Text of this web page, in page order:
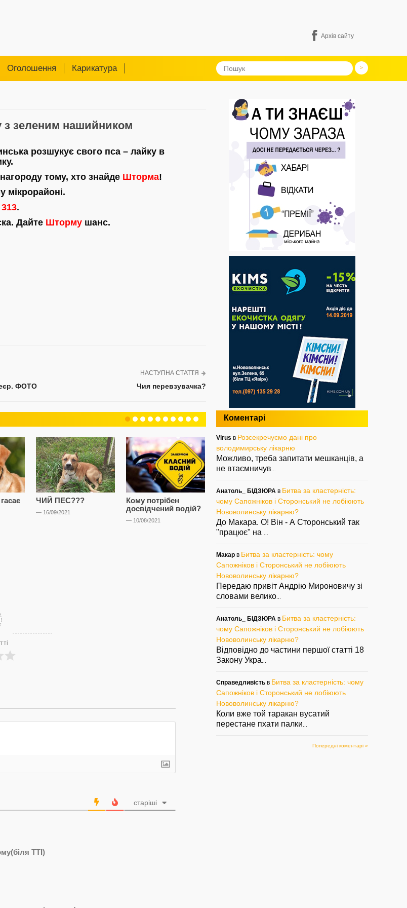
Архів сайту
Оголошення Карикатура
зеленим нашийником
розшукує свого пса – лайку в
тому, хто знайде Шторма!
мікрорайоні.
.
Дайте Шторму шанс.
ФОТО
НАСТУПНА СТАТТЯ
Чия перевзувачка?
ЧИЙ ПЕС???
— 16/09/2021
Кому потрібен
досвідчений водій?
— 10/08/2021
Кому красуню і
розумницю?
— 30/05/2021
Задарма віддають
— 18/05/2021
старіші
ТТІ)
Коментарі
Virus в Розсекречуємо дані про
володимирську лікарню
Можливо, треба запитати мешканців, а
не втаємничув
Анатоль_ БІДЗЮРА в Битва за кластерність:
чому Сапожніков і Сторонський не лобіюють
Нововолинську лікарню?
До Макара. О! Він - А Сторонський так
"працює" на
Макар в Битва за кластерність: чому
Сапожніков і Сторонський не лобіюють
Нововолинську лікарню?
Передаю привіт Андрію Мироновичу зі
словами велико
Анатоль_ БІДЗЮРА в Битва за кластерність:
чому Сапожніков і Сторонський не лобіюють
Нововолинську лікарню?
Відповідно до частини першої статті 18
Закону Укра
Справедливість в Битва за кластерність: чому
Сапожніков і Сторонський не лобіюють
Нововолинську лікарню?
Коли вже той таракан вусатий
перестане пхати палки
Попередні коментарі »